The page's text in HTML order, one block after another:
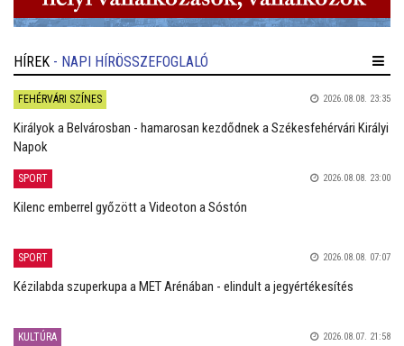
HÍREK - NAPI HÍRÖSSZEFOGLALÓ
FEHÉRVÁRI SZÍNES 2026.08.08. 23:35
Királyok a Belvárosban - hamarosan kezdődnek a Székesfehérvári Királyi
Napok
SPORT 2026.08.08. 23:00
Kilenc emberrel győzött a Videoton a Sóstón
SPORT 2026.08.08. 07:07
Kézilabda szuperkupa a MET Arénában - elindult a jegyértékesítés
KULTÚRA 2026.08.07. 21:58